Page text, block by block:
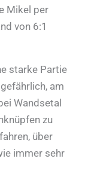
Mikel per
von 6:1
starke Partie
am
Wandsetal
zu
über
immer sehr